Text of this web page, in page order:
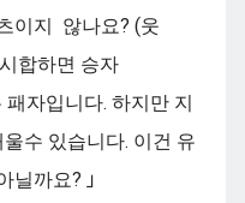
이지 않나요? (웃
합하면 승자
자입니다. 하지만 지
수 있습니다. 이건 유
까요? 」